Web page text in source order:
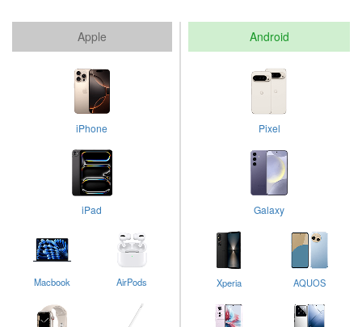
Apple
iPhone
iPad
Macbook AirPods
Android
Pixel
Galaxy
Xperia AQUOS